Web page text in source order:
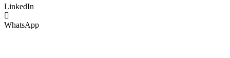
LinkedIn
WhatsApp